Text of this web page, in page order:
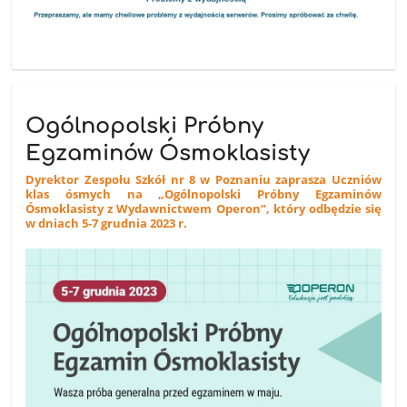
Ogólnopolski Próbny
Egzaminów Ósmoklasisty
Dyrektor Zespołu Szkół nr 8 w Poznaniu zaprasza Uczniów
klas ósmych na „Ogólnopolski Próbny Egzaminów
Ósmoklasisty z Wydawnictwem Operon”, który odbędzie się
w dniach 5-7 grudnia 2023 r.